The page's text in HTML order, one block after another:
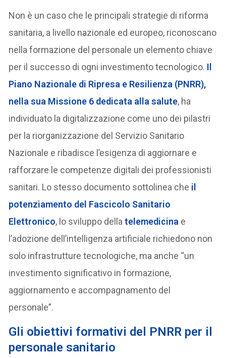
Non è un caso che le principali strategie di riforma
sanitaria, a livello nazionale ed europeo, riconoscano
nella formazione del personale un elemento chiave
per il successo di ogni investimento tecnologico. Il
Piano Nazionale di Ripresa e Resilienza (PNRR),
nella sua Missione 6 dedicata alla salute, ha
individuato la digitalizzazione come uno dei pilastri
per la riorganizzazione del Servizio Sanitario
Nazionale e ribadisce l’esigenza di aggiornare e
rafforzare le competenze digitali dei professionisti
sanitari. Lo stesso documento sottolinea che il
potenziamento del Fascicolo Sanitario
Elettronico, lo sviluppo dellatelemedicina e
l’adozione dell’intelligenza artificiale richiedono non
solo infrastrutture tecnologiche, ma anche “un
investimento significativo in formazione,
aggiornamento e accompagnamento del
personale”.
Gli obiettivi formativi del PNRR per il
personale sanitario